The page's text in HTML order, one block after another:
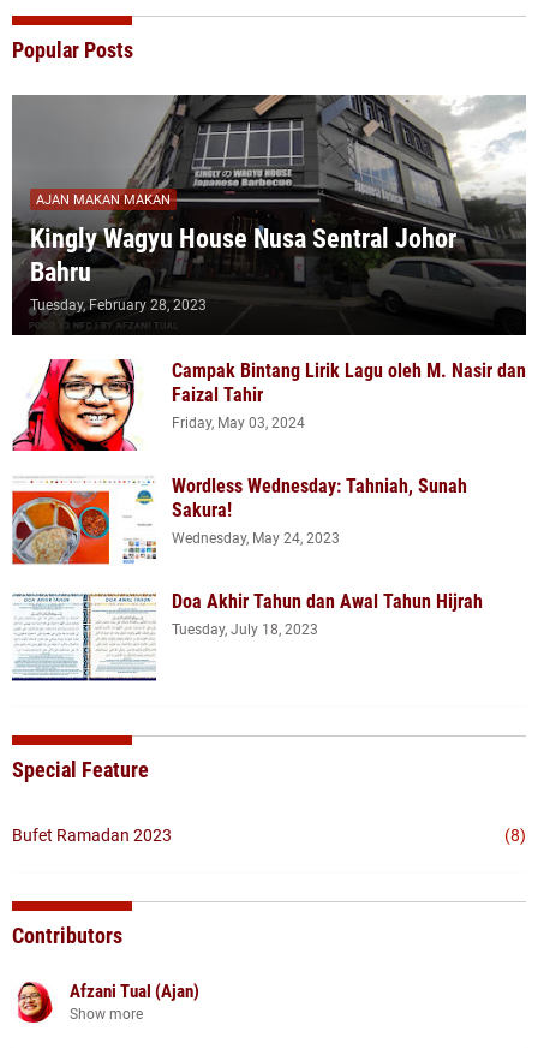
Popular Posts
AJAN MAKAN MAKAN
Kingly Wagyu House Nusa Sentral Johor
Bahru
Tuesday, February 28, 2023
Campak Bintang Lirik Lagu oleh M. Nasir dan
Faizal Tahir
Friday, May 03, 2024
Wordless Wednesday: Tahniah, Sunah
Sakura!
Wednesday, May 24, 2023
Doa Akhir Tahun dan Awal Tahun Hijrah
Tuesday, July 18, 2023
Special Feature
Bufet Ramadan 2023 (8)
Contributors
Afzani Tual (Ajan)
Show more